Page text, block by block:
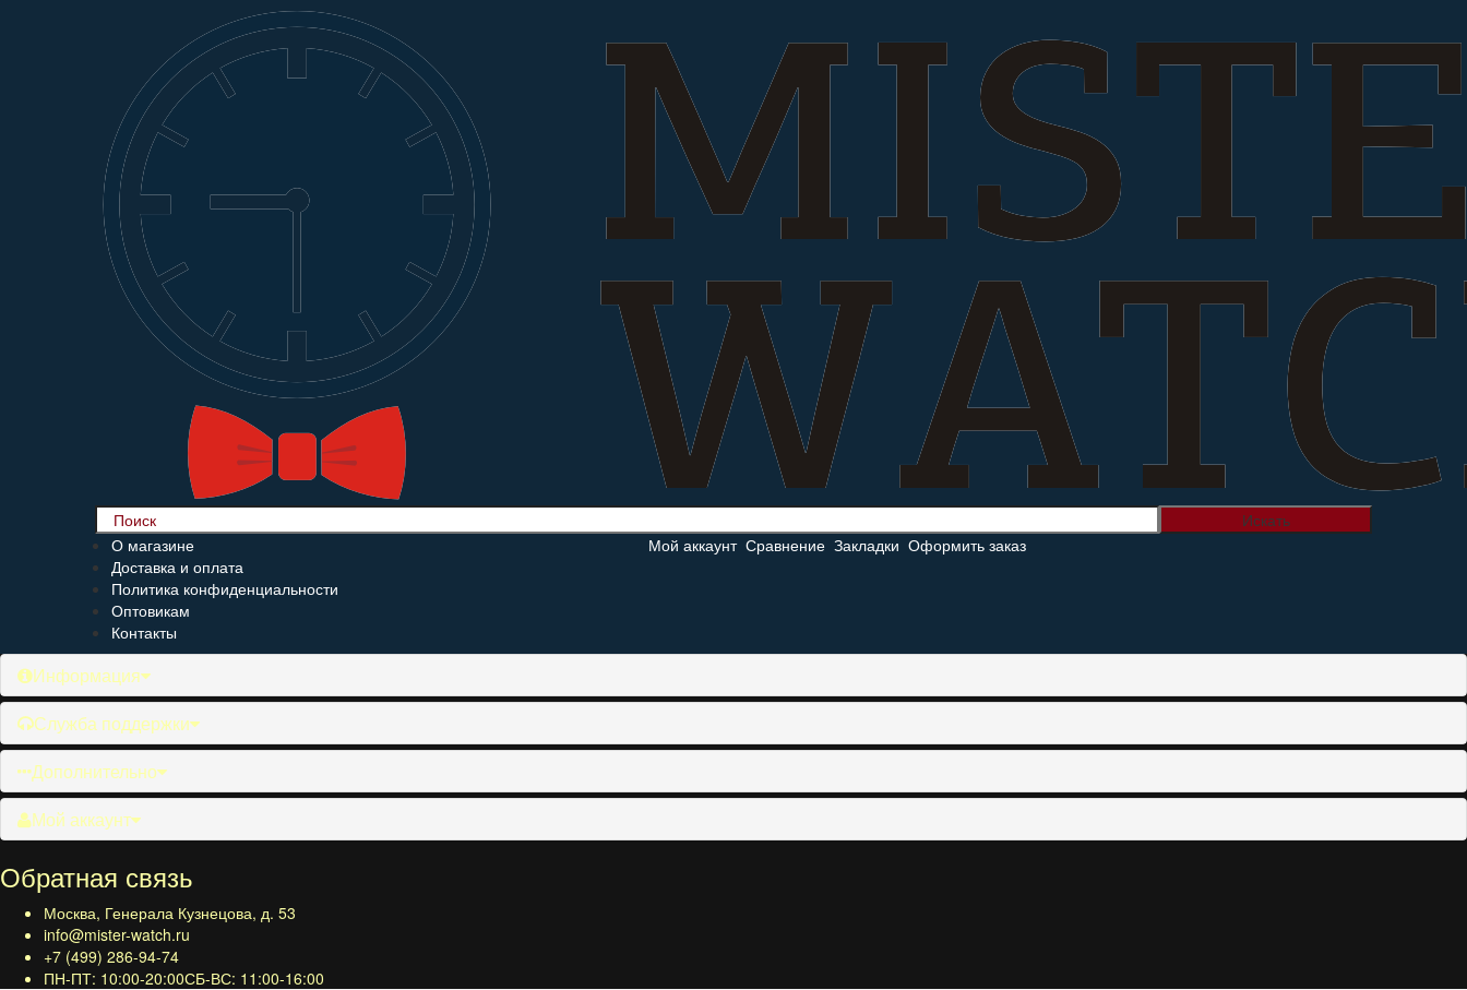
О магазине
Доставка и оплата
Политика конфиденциальности
Оптовикам
Контакты
Мой аккаунт Сравнение Закладки Оформить заказ
Информация
Служба поддержки
Дополнительно
Мой аккаунт
Обратная связь
Москва, Генерала Кузнецова, д. 53
info@mister-watch.ru
+7 (499) 286-94-74
ПН-ПТ: 10:00-20:00СБ-ВС: 11:00-16:00